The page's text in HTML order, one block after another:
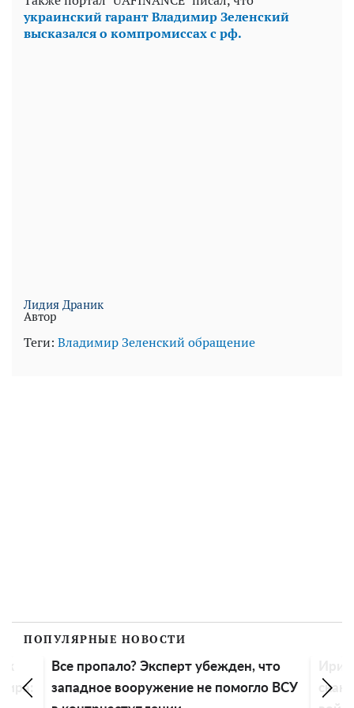
украинский гарант Владимир Зеленский
высказался о компромиссах с рф.
Лидия Драник
Автор
Теги: Владимир Зеленский обращение
ПОПУЛЯРНЫЕ НОВОСТИ
Все пропало? Эксперт убежден, что
западное вооружение не помогло ВСУ
скандал